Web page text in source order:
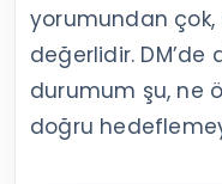
yorumundan
değerlidir. DM’de
durumum şu, ne
doğru